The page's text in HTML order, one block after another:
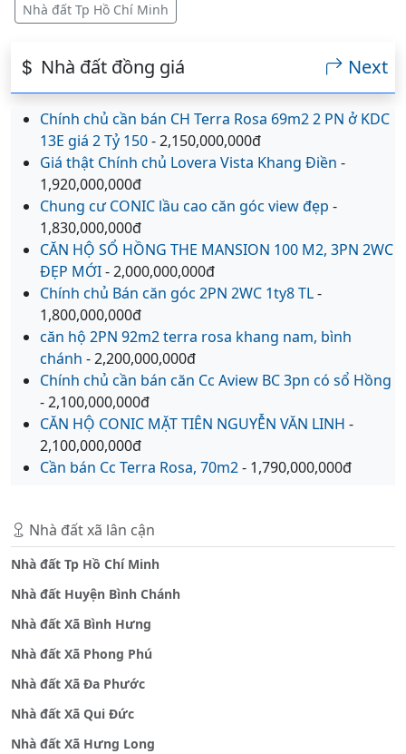
Nhà đất Tp Hồ Chí Minh
Nhà đất đồng giá Next
Chính chủ cần bán CH Terra Rosa 69m2 2 PN ở KDC
13E giá 2 Tỷ 150- 2,150,000,000đ
Giá thật Chính chủ Lovera Vista Khang Điền -
1,920,000,000đ
Chung cư CONIC lầu cao căn góc view đẹp -
1,830,000,000đ
CĂN HỘ SỔ HỒNG THE MANSION 100 M2, 3PN 2WC
ĐẸP MỚI- 2,000,000,000đ
Chính chủ Bán căn góc 2PN 2WC 1ty8 TL-
1,800,000,000đ
căn hộ 2PN 92m2 terra rosa khang nam, bình
chánh - 2,200,000,000đ
Chính chủ cần bán căn Cc Aview BC 3pn có sổ Hồng
- 2,100,000,000đ
CĂN HỘ CONIC MẶT TIÊN NGUYỄN VĂN LINH -
2,100,000,000đ
Cần bán Cc Terra Rosa, 70m2- 1,790,000,000đ
Nhà đất xã lân cận
Nhà đất Tp Hồ Chí Minh
Nhà đất Huyện Bình Chánh
Nhà đất Xã Bình Hưng
Nhà đất Xã Phong Phú
Nhà đất Xã Đa Phước
Nhà đất Xã Qui Đức
Nhà đất Xã Hưng Long